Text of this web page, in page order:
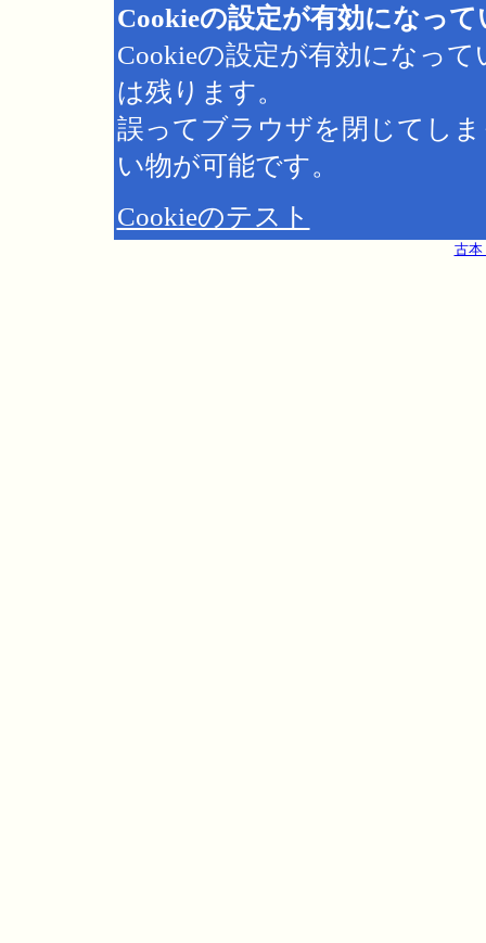
Cookieの設定が有効になっ
Cookieの設定が有効になっ
は残ります。
誤ってブラウザを閉じてし
い物が可能です。
Cookieのテスト
古本